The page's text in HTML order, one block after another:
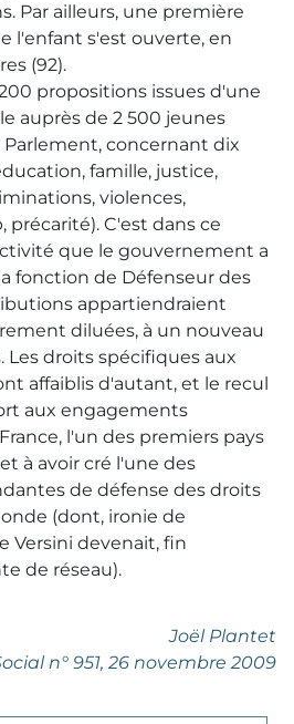
Par ailleurs, une première
l'enfant s'est ouverte, en
(92).
propositions issues d'une
auprès de 2 500 jeunes
concernant dix
famille, justice,
violences,
précarité). C'est dans ce
que le gouvernement a
fonction de Défenseur des
appartiendraient
diluées, à un nouveau
Les droits spécifiques aux
affaiblis d'autant, et le recul
aux engagements
l'un des premiers pays
et à avoir cré l'une des
de défense des droits
(dont, ironie de
Versini devenait, fin
de réseau).
Joël Plantet
n° 951, 26 novembre 2009